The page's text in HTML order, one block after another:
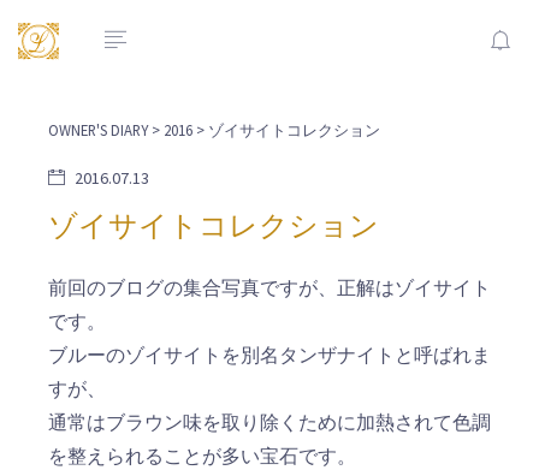
OWNER'S DIARY> 2016 > ゾイサイトコレクション
2016.07.13
ゾイサイトコレクション
前回のブログの集合写真ですが、正解はゾイサイト
です。
ブルーのゾイサイトを別名タンザナイトと呼ばれま
すが、
通常はブラウン味を取り除くために加熱されて色調
を整えられることが多い宝石です。